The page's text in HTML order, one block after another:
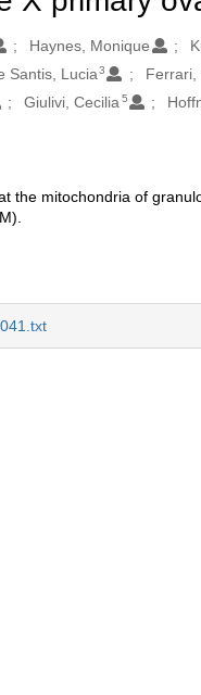
Haynes, Monique
Santis, Lucia3 Ferrari,
Giulivi, Cecilia 5
the mitochondria of